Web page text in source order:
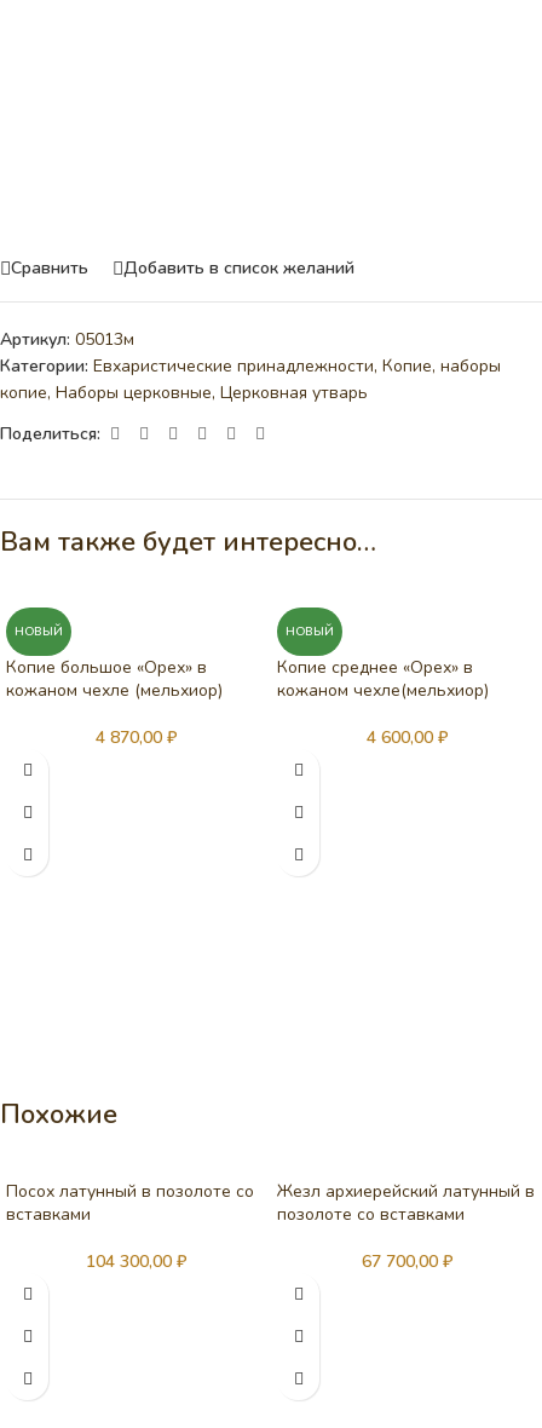
Сравнить Добавить в список желаний
Артикул: 05013м
Категории: Евхаристические принадлежности, Копие, наборы
копие, Наборы церковные, Церковная утварь
Поделиться:
Вам также будет интересно…
НОВЫЙ
Копие большое «Орех» в
кожаном чехле (мельхиор)
4 870,00 ₽
НОВЫЙ
Копие среднее «Орех» в
кожаном чехле(мельхиор)
4 600,00 ₽
Похожие
Посох латунный в позолоте со
вставками
104 300,00 ₽
Жезл архиерейский латунный в
позолоте со вставками
67 700,00 ₽